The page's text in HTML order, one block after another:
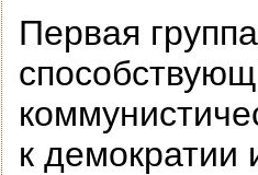
Первая
к демократии